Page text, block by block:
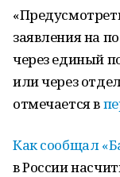
заявления на
через единый
или через
отмечается в
Как сообщал
в России